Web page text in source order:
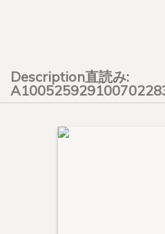
Description直読み: